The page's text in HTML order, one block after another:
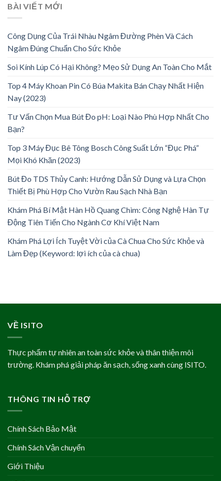
BÀI VIẾT MỚI
Công Dụng Của Trái Nhàu Ngâm Đường Phèn Và Cách
Ngâm Đúng Chuẩn Cho Sức Khỏe
Soi Kính Lúp Có Hại Không? Mẹo Sử Dụng An Toàn Cho Mắt
Top 4 Máy Khoan Pin Có Búa Makita Bán Chạy Nhất Hiện
Nay (2023)
Tư Vấn Chọn Mua Bút Đo pH: Loại Nào Phù Hợp Nhất Cho
Bạn?
Top 3 Máy Đục Bê Tông Bosch Công Suất Lớn “Đục Phá”
Mọi Khó Khăn (2023)
Bút Đo TDS Thủy Canh: Hướng Dẫn Sử Dụng và Lựa Chọn
Thiết Bị Phù Hợp Cho Vườn Rau Sạch Nhà Bạn
Khám Phá Bí Mật Hàn Hồ Quang Chìm: Công Nghệ Hàn Tự
Động Tiên Tiến Cho Ngành Cơ Khí Việt Nam
Khám Phá Lợi Ích Tuyệt Vời của Cà Chua Cho Sức Khỏe và
Làm Đẹp (Keyword: lợi ích của cà chua)
VỀ ISITO
Thực phẩm tự nhiên an toàn sức khỏe và thân thiện môi
trường. Khám phá giải pháp ăn sạch, sống xanh cùng ISITO.
THÔNG TIN HỖ TRỢ
Chính Sách Bảo Mật
Chính Sách Vận chuyển
Giới Thiệu